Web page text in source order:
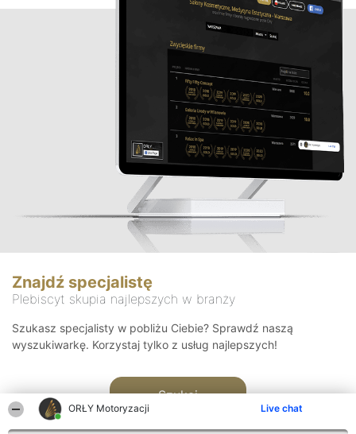
ORŁY Motoryzacji Live chat
Znajdź specjalistę
Plebiscyt skupia najlepszych w branży
Szukasz specjalisty w pobliżu Ciebie? Sprawdź naszą
wyszukiwarkę. Korzystaj tylko z usług najlepszych!
Szukaj